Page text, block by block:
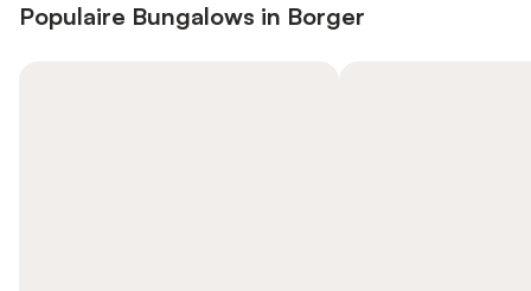
Populaire Bungalows in Borger